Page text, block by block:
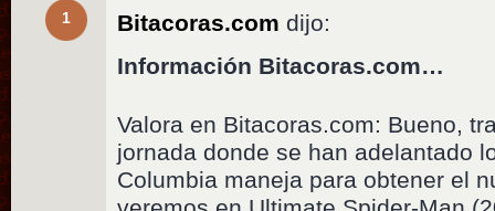
1 Bitacoras.com dijo:
Información Bitacoras.com…
Valora en Bitacoras.com: Bueno,
jornada donde se han adelantado
Columbia maneja para obtener el